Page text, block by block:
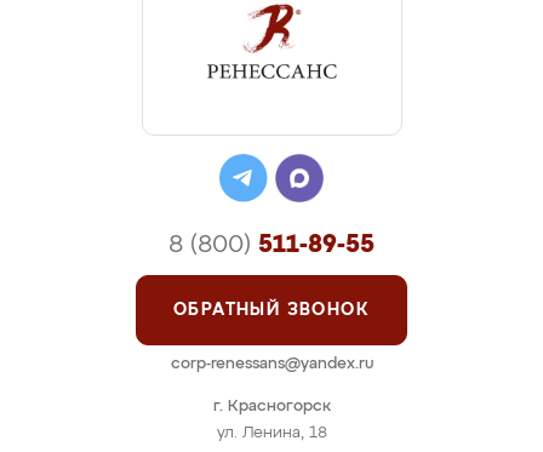
г. Красногорск
ул. Ленина, 18
8 (800) 511-89-55
ОБРАТНЫЙ ЗВОНОК
corp-renessans@yandex.ru